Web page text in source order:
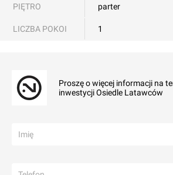
PIĘTRO parter
LICZBA POKOI 1
Proszę o więcej informacji na
inwestycji Osiedle Latawców